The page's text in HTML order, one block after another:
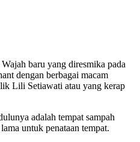
baru yang diresmika pada
dengan berbagai macam
Lili Setiawati atau yang kerap
adalah tempat sampah
untuk penataan tempat.